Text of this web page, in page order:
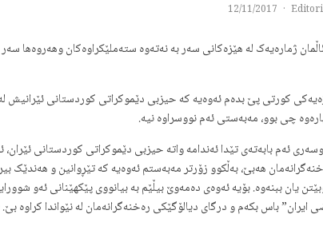
·
12/11/2017
لە کاتێکدا لە دایک دەبێ کە لە کۆتاییەکانی مانگی خەزەڵوەری ١٣٩٦ی هەتاوی لە ئاڵمان ژمارەیەک لە هێزەکانی سەر بە نەتەوە
کورتی پێ بدەم ئەوەیە کە حیزبی دێموکراتی کوردستانی ئێرانیش
چی بوو، مەبەستی ئەم نووسراوە نیە.
ئەم بابەتەی تێدا ئەندامە واتە حیزبی دێموکراتی کوردستانی
هەبێ، بەڵکوو زۆرتر مەبەستم ئەوەیە کە تێڕوانین و هەندێک
یان ببنەوە. بۆیە ئەوەی دەمەوێ بیڵێم بە بیانووی پێکهێنانی ئەو
باس بکەم و درگای دیالۆگێکی رەخنەگرانەمان لە نێواندا کراوە